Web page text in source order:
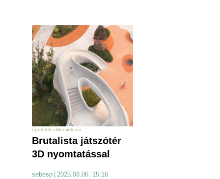
épületek cikk exkluzív
Brutalista játszótér
3D nyomtatással
sebesp 2025.08.06. 15:16